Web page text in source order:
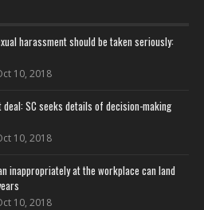
harassment should be taken seriously:
10, 2018
SC seeks details of decision-making
10, 2018
inappropriately at the workplace can land
10, 2018